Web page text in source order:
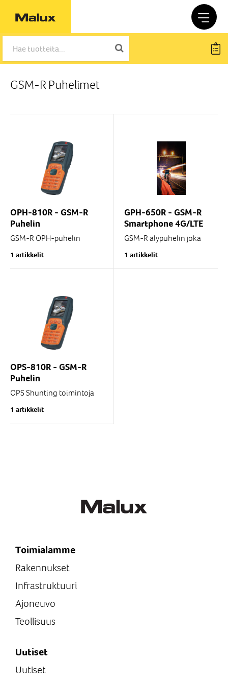
GSM-R Puhelimet
OPH-810R - GSM-R
Puhelin
GSM-R OPH-puhelin
ratapihalla ja
rautatieliikenteessä.
1 artikkelit
GPH-650R - GSM-R
Smartphone 4G/LTE
GSM-R älypuhelin joka
8.0 sekä SRS 16.0
vaatimukset.
1 artikkelit
OPS-810R - GSM-R
Puhelin
OPS Shunting toimintoja
vaativaan käyttöön
ratapiha-alueella. Täyttää
1 artikkelit
Toimialamme
Rakennukset
Infrastruktuuri
Ajoneuvo
Teollisuus
Uutiset
Uutiset